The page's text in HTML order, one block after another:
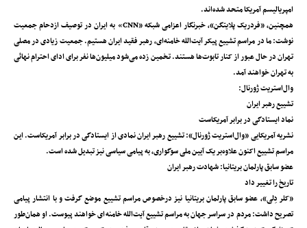
امپریالیسم آمریکا متحد شده‌اند.
همچنین، «فردریک پلایتگن»، خبرنگار اعزامی شبکه «CNN» به ایران در توصیف ازدحام جمعیت
نوشت: ما در مراسم تشییع پیکر آیت‌الله خامنه‌ای، رهبر فقید ایران هستیم. جمعیت زیادی در مصلی
تهران در حال عبور از کنار تابوت‌ها هستند. تخمین زده می‌شود میلیون‌ها نفر برای ادای احترام نهائی
به تهران خواهند آمد.
وال‌استریت ژورنال:
تشییع رهبر ایران
نماد ایستادگی در برابر آمریکاست
نشریه آمریکایی «وال‌استریت ژورنال»: تشییع رهبر ایران نمادی از ایستادگی در برابر آمریکاست. این
مراسم تشییع اکنون علاوه‌بر یک آیین ملی سوگواری، به پیامی سیاسی نیز تبدیل شده است.
عضو سابق پارلمان بریتانیا: ‌شهادت رهبر ایران
تاریخ را تغییر داد
«کلر دِلی»، عضو سابق پارلمان بریتانیا نیز درخصوص مراسم تشییع موضع گرفت و با انتشار پیامی
تصریح داشت: مردم در سراسر جهان به مراسم تشییع آیت‌الله خامنه‌ای خواهند پیوست. او همان‌طور